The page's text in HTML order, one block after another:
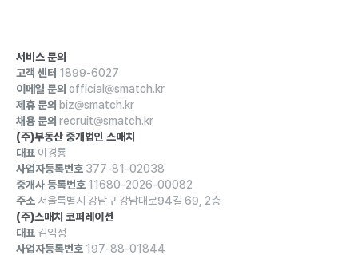
서비스 문의
고객 센터 1899-6027
이메일 문의 official@smatch.kr
제휴 문의 biz@smatch.kr
채용 문의 recruit@smatch.kr
(주)부동산 중개법인 스매치
대표 이경룡
사업자등록번호 377-81-02038
중개사 등록번호 11680-2026-00082
주소 서울특별시 강남구 강남대로94길 69, 2층
(주)스매치 코퍼레이션
대표 김익정
사업자등록번호 197-88-01844